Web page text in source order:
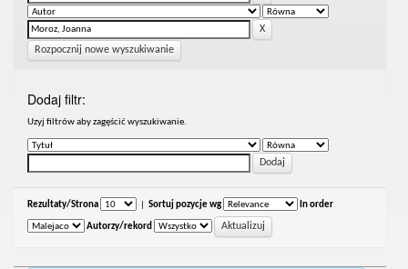
Rozpocznij nowe wyszukiwanie
Dodaj filtr:
Uzyj filtrów aby zagęścić wyszukiwanie.
Rezultaty/Strona Sortuj pozycje wg In order
Autorzy/rekord